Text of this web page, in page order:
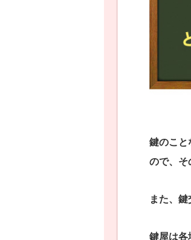
鍵のこと
ので、そ
また、
鍵屋は各